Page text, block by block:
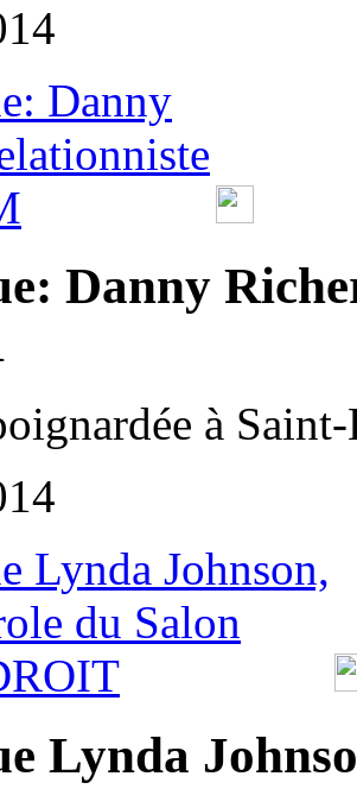
Danny
à
Lynda